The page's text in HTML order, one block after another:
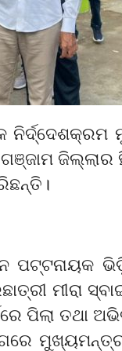
ପଟ୍ଟନାୟକ
ମୀରା
ପିଲା ତଥା